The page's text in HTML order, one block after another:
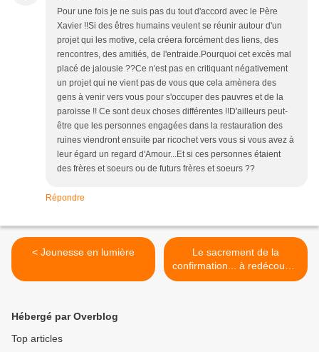
Pour une fois je ne suis pas du tout d'accord avec le Père
Xavier !!Si des êtres humains veulent se réunir autour d'un
projet qui les motive, cela créera forcément des liens, des
rencontres, des amitiés, de l'entraide.Pourquoi cet excès mal
placé de jalousie ??Ce n'est pas en critiquant négativement
un projet qui ne vient pas de vous que cela amènera des
gens à venir vers vous pour s'occuper des pauvres et de la
paroisse !! Ce sont deux choses différentes !!D'ailleurs peut-
être que les personnes engagées dans la restauration des
ruines viendront ensuite par ricochet vers vous si vous avez à
leur égard un regard d'Amour...Et si ces personnes étaient
des frères et soeurs ou de futurs frères et soeurs ??
Répondre
< Jeunesse en lumière
Le sacrement de la
confirmation... à redécouvrir
? >
Hébergé par Overblog
Top articles